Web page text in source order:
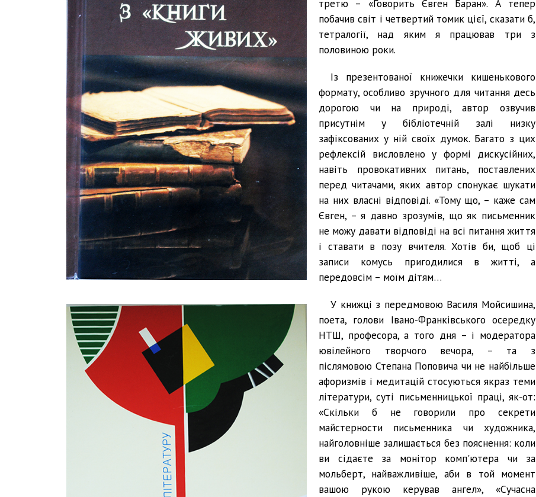
третю – «Говорить Євген Баран». А тепер
побачив світ і четвертий томик цієї, сказати б,
тетралогії, над яким я працював три з
половиною роки.
Із презентованої книжечки кишенькового
формату, особливо зручного для читання десь
дорогою чи на природі, автор озвучив
присутнім у бібліотечній залі низку
зафіксованих у ній своїх думок. Багато з цих
рефлексій висловлено у формі дискусійних,
навіть провокативних питань, поставлених
перед читачами, яких автор спонукає шукати
на них власні відповіді. «Тому що, – каже сам
Євген, – я давно зрозумів, що як письменник
не можу давати відповіді на всі питання життя
і ставати в позу вчителя. Хотів би, щоб ці
записи комусь пригодилися в житті, а
передовсім – моїм дітям…
У книжці з передмовою Василя Мойсишина,
поета, голови Івано-Франківського осередку
НТШ, професора, а того дня – і модератора
ювілейного творчого вечора, – та з
післямовою Степана Поповича чи не найбільше
афоризмів і медитацій стосуються якраз теми
літератури, суті письменницької праці, як-от:
«Скільки б не говорили про секрети
майстерности письменника чи художника,
найголовніше залишається без пояснення: коли
ви сідаєте за монітор комп'ютера чи за
мольберт, найважливіше, аби в той момент
вашою рукою керував ангел», «Сучасна